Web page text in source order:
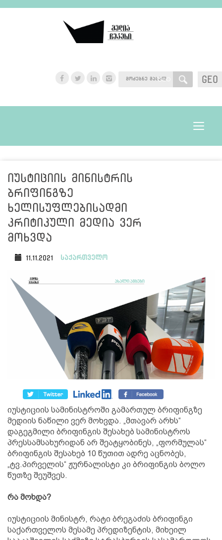
GEO
GEO
Toggle
იუსტიციის მინისტრის
ბრიფინგზე
ხელისუფლებისადმი
კრიტიკული მედია ვერ
მოხვდა
11.11.2021 საქართველო
იუსტიციის სამინისტროში გამართულ ბრიფინგზე
მედიის ნაწილი ვერ მოხვდა. „მთავარ არხს“
დაგეგმილი ბრიფინგის შესახებ სამინისტროს
პრესსამსახურიდან არ შეატყობინეს, „ფორმულას“
ბრიფინგის შესახებ 10 წუთით ადრე აცნობეს,
„ტვ.პირველის“ ჟურნალისტი კი ბრიფინგის ბოლო
წუთზე შეუშვეს.
რა მოხდა?
იუსტიციის მინისტრ, რატი ბრეგაძის ბრიფინგი
საქართველოს მესამე პრედიზენტის, მიხეილ